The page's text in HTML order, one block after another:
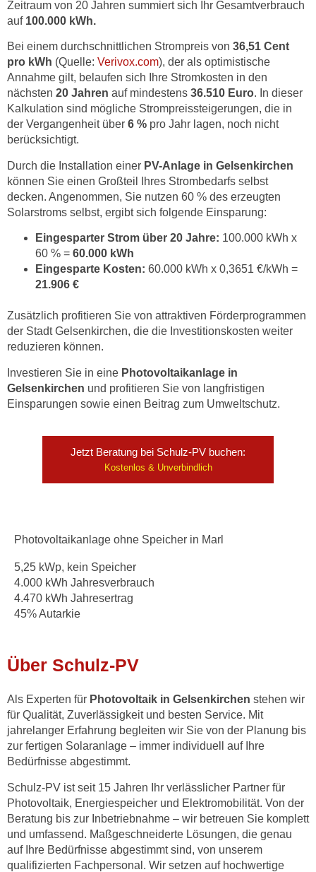
Zeitraum von 20 Jahren summiert sich Ihr Gesamtverbrauch
auf 100.000 kWh.
Bei einem durchschnittlichen Strompreis von 36,51 Cent
pro kWh (Quelle: Verivox.com), der als optimistische
Annahme gilt, belaufen sich Ihre Stromkosten in den
nächsten 20 Jahren auf mindestens 36.510 Euro. In dieser
Kalkulation sind mögliche Strompreissteigerungen, die in
der Vergangenheit über 6 % pro Jahr lagen, noch nicht
berücksichtigt.
Durch die Installation einer PV-Anlage in Gelsenkirchen
können Sie einen Großteil Ihres Strombedarfs selbst
decken. Angenommen, Sie nutzen 60 % des erzeugten
Solarstroms selbst, ergibt sich folgende Einsparung:
Eingesparter Strom über 20 Jahre: 100.000 kWh x
60 % = 60.000 kWh
Eingesparte Kosten: 60.000 kWh x 0,3651 €/kWh =
21.906 €
Zusätzlich profitieren Sie von attraktiven Förderprogrammen
der Stadt Gelsenkirchen, die die Investitionskosten weiter
reduzieren können.
Investieren Sie in eine Photovoltaikanlage in
Gelsenkirchen und profitieren Sie von langfristigen
Einsparungen sowie einen Beitrag zum Umweltschutz.
Jetzt Beratung bei Schulz-PV buchen:
Kostenlos & Unverbindlich
Photovoltaikanlage ohne Speicher in Marl
5,25 kWp, kein Speicher
4.000 kWh Jahresverbrauch
4.470 kWh Jahresertrag
45% Autarkie
Über Schulz-PV
Als Experten für Photovoltaik in Gelsenkirchen stehen wir
für Qualität, Zuverlässigkeit und besten Service. Mit
jahrelanger Erfahrung begleiten wir Sie von der Planung bis
zur fertigen Solaranlage – immer individuell auf Ihre
Bedürfnisse abgestimmt.
Schulz-PV ist seit 15 Jahren Ihr verlässlicher Partner für
Photovoltaik, Energiespeicher und Elektromobilität. Von der
Beratung bis zur Inbetriebnahme – wir betreuen Sie komplett
und umfassend. Maßgeschneiderte Lösungen, die genau
auf Ihre Bedürfnisse abgestimmt sind, von unserem
qualifizierten Fachpersonal. Wir setzen auf hochwertige